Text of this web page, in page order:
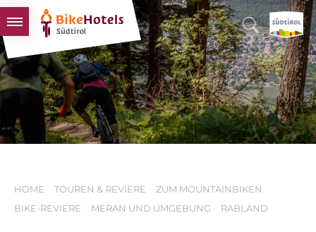
BIKEHOTELS
HOTELS & PAKETE
TOUREN & REVIERE
SÜDTIROL & WIR
HOME TOUREN & REVIERE
ZUM MOUNTAINBIKEN
BIKE-REVIERE
MERAN UND UMGEBUNG RABLAND